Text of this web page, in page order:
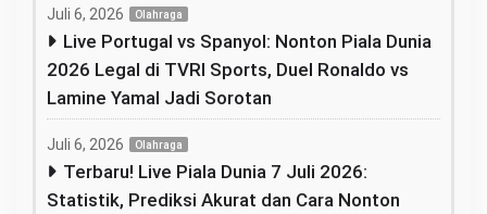
Juli 6, 2026 Olahraga
Live Portugal vs Spanyol: Nonton Piala Dunia
2026 Legal di TVRI Sports, Duel Ronaldo vs
Lamine Yamal Jadi Sorotan
Juli 6, 2026 Olahraga
Terbaru! Live Piala Dunia 7 Juli 2026:
Statistik, Prediksi Akurat dan Cara Nonton